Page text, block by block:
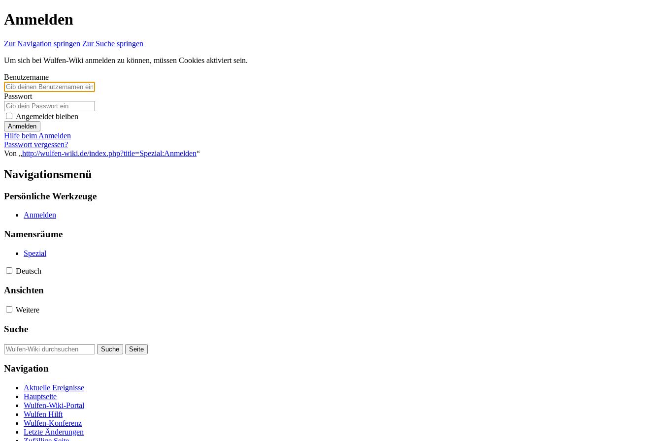
Anmelden
Zur Navigation springen Zur Suche springen
Um sich bei Wulfen-Wiki anmelden zu können, müssen Cookies aktiviert sein.
Benutzername
Passwort
Angemeldet bleiben
Anmelden
Hilfe beim Anmelden
Passwort vergessen?
Von „http://wulfen-wiki.de/index.php?title=Spezial:Anmelden“
Navigationsmenü
Persönliche Werkzeuge
Anmelden
Namensräume
Spezial
Deutsch
Ansichten
Weitere
Suche
Navigation
Aktuelle Ereignisse
Hauptseite
Wulfen-Wiki-Portal
Wulfen Hilft
Wulfen-Konferenz
Letzte Änderungen